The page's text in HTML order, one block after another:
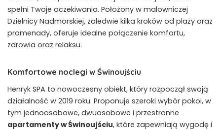
spełni Twoje oczekiwania. Położony w malowniczej
Dzielnicy Nadmorskiej, zaledwie kilka kroków od plaży oraz
promenady, oferuje idealne połączenie komfortu,
zdrowia oraz relaksu.
Komfortowe noclegi w Świnoujściu
Henryk SPA to nowoczesny obiekt, który rozpoczął swoją
działalność w 2019 roku. Proponuje szeroki wybór pokoi, w
tym jednoosobowe, dwuosobowe i przestronne
apartamenty w Świnoujściu, które zapewniają wygodę i